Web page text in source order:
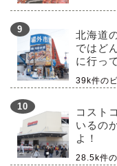
北海道
ではど
に行っ
39k件の
コスト
いるの
よ！
28.5k件